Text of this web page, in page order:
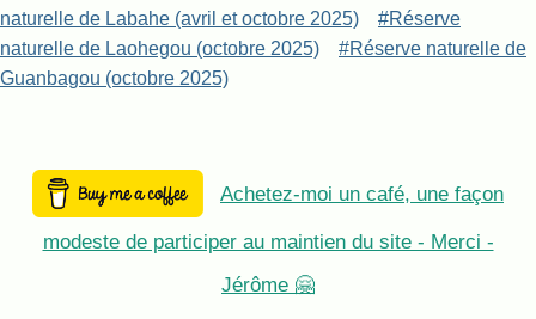
naturelle de Labahe (avril et octobre 2025)
#Réserve
naturelle de Laohegou (octobre 2025)
#Réserve naturelle de
Guanbagou (octobre 2025)
Achetez-moi un café, une façon
modeste de participer au maintien du site - Merci -
Jérôme 🤗